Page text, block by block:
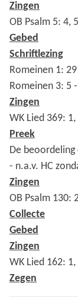
Zingen
OB Psalm 5: 4,
Gebed
Schriftlezing
Romeinen 1:
Romeinen 3: 5
Zingen
WK Lied 369: 1,
Preek
De
- n.a.v. HC
Zingen
OB Psalm 130:
Collecte
Gebed
Zingen
WK Lied 162:
Zegen